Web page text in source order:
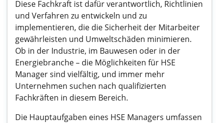
Diese Fachkraft ist dafür verantwortlich, Richtlinien
und Verfahren zu entwickeln und zu
implementieren, die die Sicherheit der Mitarbeiter
gewährleisten und Umweltschäden minimieren.
Ob in der Industrie, im Bauwesen oder in der
Energiebranche – die Möglichkeiten für HSE
Manager sind vielfältig, und immer mehr
Unternehmen suchen nach qualifizierten
Fachkräften in diesem Bereich.
Die Hauptaufgaben eines HSE Managers umfassen